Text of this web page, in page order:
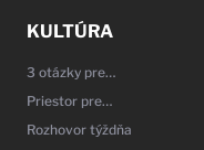
KULTÚRA
3 otázky pre…
Priestor pre…
Rozhovor týždňa